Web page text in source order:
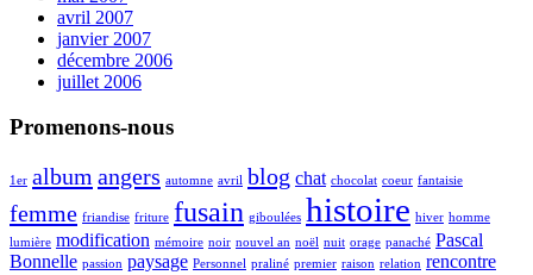
avril 2007
janvier 2007
décembre 2006
juillet 2006
Promenons-nous
1er album angers automne avril blog chat chocolat coeur fantaisie
femme friandise friture fusain giboulées histoire hiver homme
lumière modification mémoire noir nouvel an noël nuit orage panaché Pascal
Bonnelle passion paysage Personnel praliné premier raison relation rencontre